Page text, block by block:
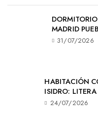
MADRID
31/07/2026
HABITACIÓN
ISIDRO:
24/07/2026